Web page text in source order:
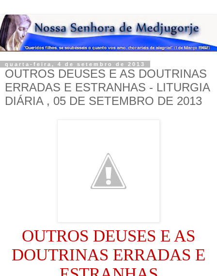
quarta-feira, 4 de setembro de 2013
OUTROS DEUSES E AS DOUTRINAS
ERRADAS E ESTRANHAS - LITURGIA
DIÁRIA , 05 DE SETEMBRO DE 2013
OUTROS DEUSES E AS
DOUTRINAS ERRADAS E